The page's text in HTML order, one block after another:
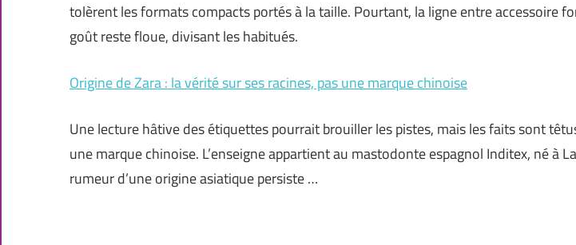
tolèrent les formats compacts portés à la taille. Pourtant, la ligne entre accessoire
goût reste floue, divisant les habitués.
Origine de Zara : la vérité sur ses racines, pas une marque chinoise
Une lecture hâtive des étiquettes pourrait brouiller les pistes, mais les faits sont
une marque chinoise. L’enseigne appartient au mastodonte espagnol Inditex, né à
rumeur d’une origine asiatique persiste …